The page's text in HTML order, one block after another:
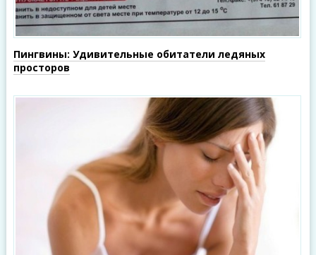
Пингвины: Удивительные обитатели ледяных
просторов